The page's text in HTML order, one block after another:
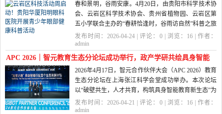
康科普活动
春和景明，谷雨安康。4月20日，由贵阳市科学技术协
会、云岩区科学技术协会、贵州省植物园、云岩区第
五小学联合主办的“春耕恰逢时，谷雨访自然”科普之旅
暨云岩区科技...
发布时间：2026-04-24 | 评论： 0| 浏览： 16| 作者：
admin
APC 2026｜智元教育生态分论坛成功举行，政产学研共绘具身智能
教育新蓝图
2026年4月17日，智元合作伙伴大会（APC 2026）教育
生态分论坛在上海张江科学会堂成功举办。本次论坛
以“破壁共生，人才共育，构筑具身智能教育新生态”为
主题，来自100多所高...
发布时间：2026-04-21 | 评论： 0| 浏览： 16| 作者：
admin